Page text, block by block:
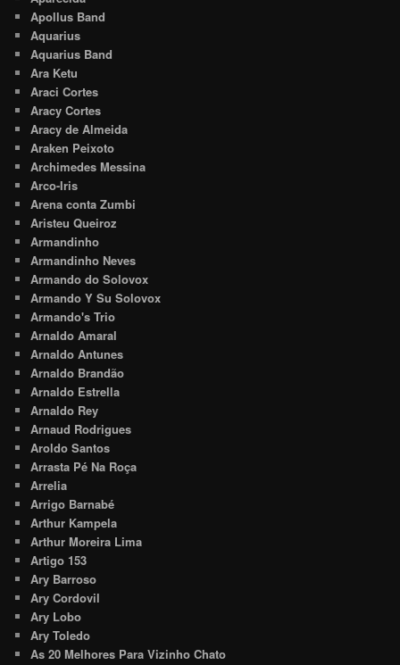
Apollus Band
Aquarius
Aquarius Band
Ara Ketu
Araci Cortes
Aracy Cortes
Aracy de Almeida
Araken Peixoto
Archimedes Messina
Arco-Iris
Arena conta Zumbi
Aristeu Queiroz
Armandinho
Armandinho Neves
Armando do Solovox
Armando Y Su Solovox
Armando's Trio
Arnaldo Amaral
Arnaldo Antunes
Arnaldo Brandão
Arnaldo Estrella
Arnaldo Rey
Arnaud Rodrigues
Aroldo Santos
Arrasta Pé Na Roça
Arrelia
Arrigo Barnabé
Arthur Kampela
Arthur Moreira Lima
Artigo 153
Ary Barroso
Ary Cordovil
Ary Lobo
Ary Toledo
As 20 Melhores Para Vizinho Chato